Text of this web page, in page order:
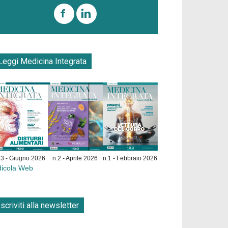
Medicina Integrata
- Giugno 2026 n.2 - Aprile 2026 n.1 - Febbraio 2026
Web
alla newsletter